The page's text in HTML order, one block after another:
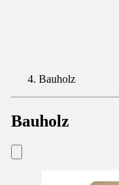
Bauholz
Bauholz